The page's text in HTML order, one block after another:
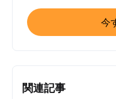
今
関連記事